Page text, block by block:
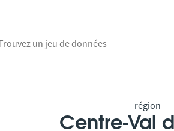
région
Centre-Val